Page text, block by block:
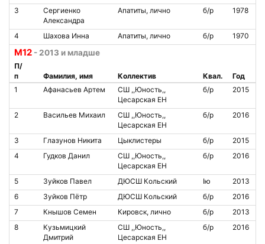
3
Сергиенко
Александра
Апатиты, лично б/р 1978
4 Шахова Инна Апатиты, лично б/р 1970
М12 - 2013 и младше
П/
п
Фамилия, имя Коллектив Квал.
Год
1
Афанасьев Артем
СШ ,,Юность,,
Цесарская ЕН
б/р 2015
2 Васильев Михаил
СШ ,,Юность,,
Цесарская ЕН
б/р 2016
3 Глазунов Никита Цыклистеры б/р
2015
4
Гудков Данил
СШ ,,Юность,,
Цесарская ЕН
б/р 2016
5 Зуйков Павел ДЮСШ Кольский Iю
2013
6
Зуйков Пётр ДЮСШ Кольский б/р
2016
7
Кнышов Семен Кировск, лично б/р
2013
8
Кузьмицкий
Дмитрий
СШ ,,Юность,,
Цесарская ЕН
б/р 2016